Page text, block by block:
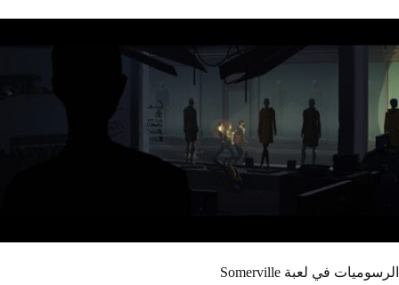
الرسوميات في لعبة Somerville